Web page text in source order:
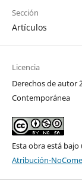
Sección
Artículos
Licencia
Derechos de autor
Contemporánea
Esta obra está
Atribución-